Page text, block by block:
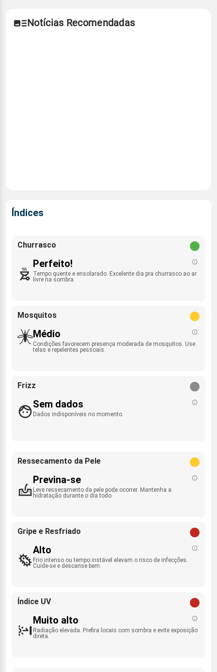
Notícias Recomendadas
Índices
Churrasco
Perfeito!
Tempo quente e ensolarado. Excelente dia pra churrasco ao ar
livre na sombra.
Mosquitos
Médio
Condições favorecem presença moderada de mosquitos. Use
telas e repelentes pessoais.
Frizz
Sem dados
Dados indisponíveis no momento.
Ressecamento da Pele
Previna-se
Leve ressecamento da pele pode ocorrer. Mantenha a
hidratação durante o dia todo.
Gripe e Resfriado
Alto
Frio intenso ou tempo instável elevam o risco de infecções.
Cuide-se e descanse bem.
Índice UV
Muito alto
Radiação elevada. Prefira locais com sombra e evite exposição
direta.